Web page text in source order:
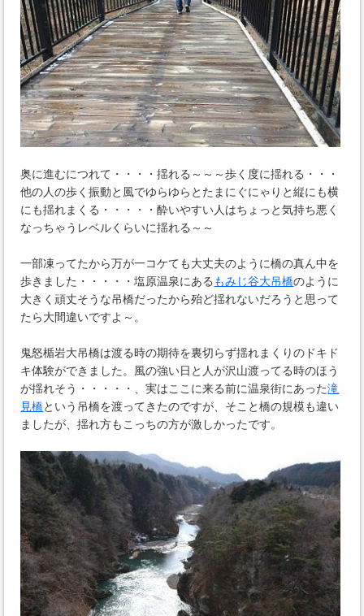
奥に進むにつれて・・・・揺れる～～～歩く度に揺れる・・・
他の人の歩く振動と風でゆらゆらとたまにぐにゃりと縦にも横
にも揺れまくる・・・・・酔いやすい人はちょっと気持ち悪く
なっちゃうレベルくらいに揺れる～～
一部凍ってたから万が一コケても大丈夫のように橋の真ん中を
歩きました・・・・・塩原温泉にある もみじ谷大吊橋のように
大きく頑丈そうな吊橋だったから殆ど揺れないだろうと思って
たら大間違いですよ～。
鬼怒楯岩大吊橋は渡る時の期待を裏切らず揺れまくりのドキド
キ体験ができました。風の強い日と人が沢山渡ってる時のほう
が揺れそう・・・・・、実はここに来る前に温泉街にあった滝
見橋という吊橋を渡ってきたのですが、そこと橋の規模も違い
ましたが、揺れ方もこっちの方が激しかったです。